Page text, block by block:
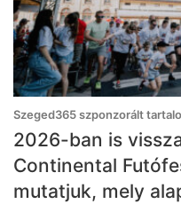
Szeged365 szponzorált
2026-ban is
Continental
mutatjuk, mely